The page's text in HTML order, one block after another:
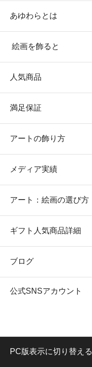
あゆわらとは
絵画を飾ると
人気商品
満足保証
アートの飾り方
メディア実績
アート：絵画の選び方
ギフト人気商品詳細
ブログ
公式SNSアカウント
PC版表示に切り替える